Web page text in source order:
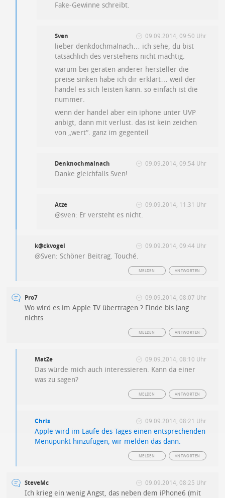
Fake-Gewinne schreibt.
Sven 09.09.2014, 09:50 Uhr
lieber denkdochmalnach… ich sehe, du bist
tatsächlich des verstehens nicht mächtig.
warum bei geräten anderer hersteller die
preise sinken habe ich dir erklärt… weil der
handel es sich leisten kann. so einfach ist die
nummer.
wenn der handel aber ein iphone unter UVP
anbigt, dann mit verlust. das ist kein zeichen
von „wert“. ganz im gegenteil
Denknochmalnach 09.09.2014, 09:54 Uhr
Danke gleichfalls Sven!
Atze 09.09.2014, 11:31 Uhr
@sven: Er versteht es nicht.
k@ckvogel 09.09.2014, 09:44 Uhr
@Sven: Schöner Beitrag. Touché.
ANTWORTEN
MELDEN
Pro7 09.09.2014, 08:07 Uhr
Wo wird es im Apple TV übertragen ? Finde bis lang
nichts
ANTWORTEN
MELDEN
MatZe 09.09.2014, 08:10 Uhr
Das würde mich auch interessieren. Kann da einer
was zu sagen?
ANTWORTEN
MELDEN
Chris 09.09.2014, 08:21 Uhr
Apple wird im Laufe des Tages einen entsprechenden
Menüpunkt hinzufügen, wir melden das dann.
ANTWORTEN
MELDEN
SteveMc 09.09.2014, 08:25 Uhr
Ich krieg ein wenig Angst, das neben dem iPhone6 (mit